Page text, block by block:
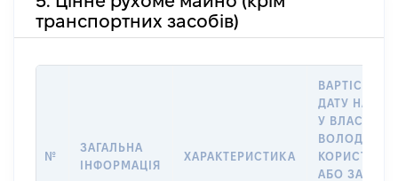
транспортних засобів)
№
ЗАГАЛЬНА
ІНФОРМАЦІЯ
ХАРАКТЕРИСТИКА
ВАРТІСТЬ НА
ДАТУ
У
ВОЛОДІННЯ
АБО ЗА